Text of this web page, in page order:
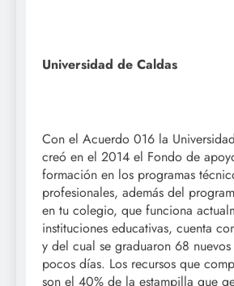
Universidad de Caldas
Con el Acuerdo 016 la
creó en el 2014 el Fondo de
formación en los programas
profesionales, además del
en tu colegio, que funciona
instituciones educativas, cuenta
y del cual se graduaron 68
pocos días. Los recursos que
son el 40% de la estampilla que